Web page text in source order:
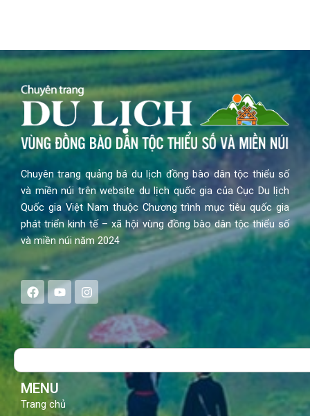
Chuyên trang quảng bá du lịch đồng bào dân tộc thiểu số
và miền núi trên website du lịch quốc gia của Cục Du lịch
Quốc gia Việt Nam thuộc Chương trình mục tiêu quốc gia
phát triển kinh tế – xã hội vùng đồng bào dân tộc thiểu số
và miền núi năm 2024
F
a
e
b
o
Y
o
t
u
b
I
n
s
a
g
Search
MENU
Trang chủ